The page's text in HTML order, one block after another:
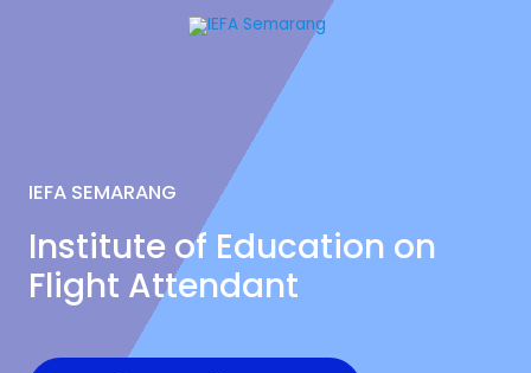
IEFA SEMARANG
Institute of Education on
Flight Attendant